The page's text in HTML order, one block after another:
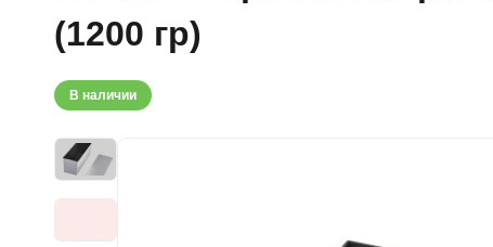
(1200 гр)
В наличии